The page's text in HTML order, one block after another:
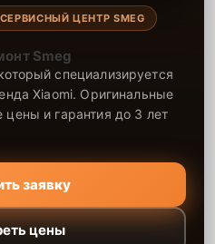
ЦЕНТР SMEG
Smeg
специализируется
Xiaomi. Оригинальные
и гарантия до 3 лет
заявку
цены